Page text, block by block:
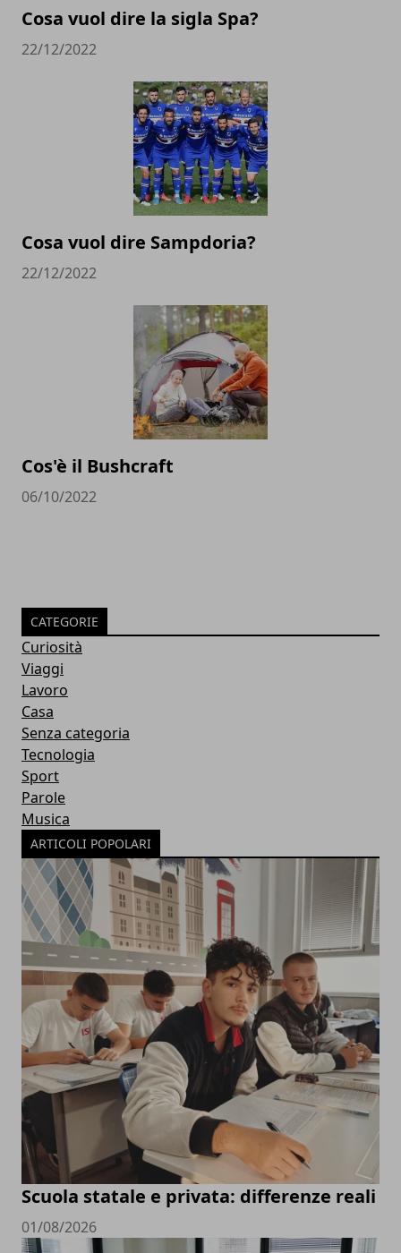
Cosa vuol dire la sigla Spa?
22/12/2022
Cosa vuol dire Sampdoria?
22/12/2022
Cos'è il Bushcraft
06/10/2022
CATEGORIE
Curiosità
Viaggi
Lavoro
Casa
Senza categoria
Tecnologia
Sport
Parole
Musica
ARTICOLI POPOLARI
Scuola statale e privata: differenze reali
01/08/2026